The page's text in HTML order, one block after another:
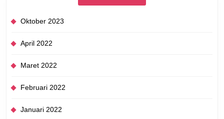
Oktober 2023
April 2022
Maret 2022
Februari 2022
Januari 2022